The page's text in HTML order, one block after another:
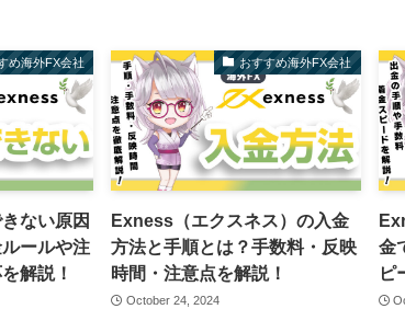
め海外FX会社
ない原因
ールや注
解説！
おすすめ海外FX会社
Exness（エクスネス）の入金
方法と手順とは？手数料・反映
時間・注意点を解説！
October 24, 2024
金
ピ